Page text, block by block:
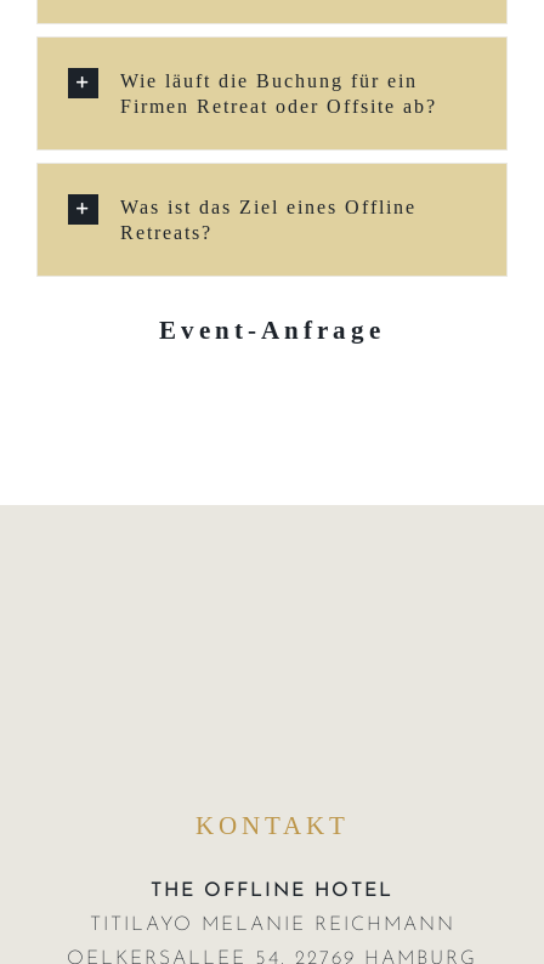
Wie läuft die Buchung für ein
Firmen Retreat oder Offsite ab?
Was ist das Ziel eines Offline
Retreats?
Event-Anfrage
KONTAKT
THE OFFLINE HOTEL
TITILAYO MELANIE REICHMANN
OELKERSALLEE 54. 22769 HAMBURG